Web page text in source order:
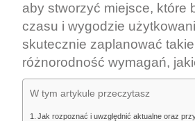
na
lata
aby stworzyć miejsce, które
czasu i wygodzie
skutecznie zaplanować
różnorodność wymagań,
W tym artykule przeczytasz
Jak rozpoznać i uwzględnić aktualne oraz